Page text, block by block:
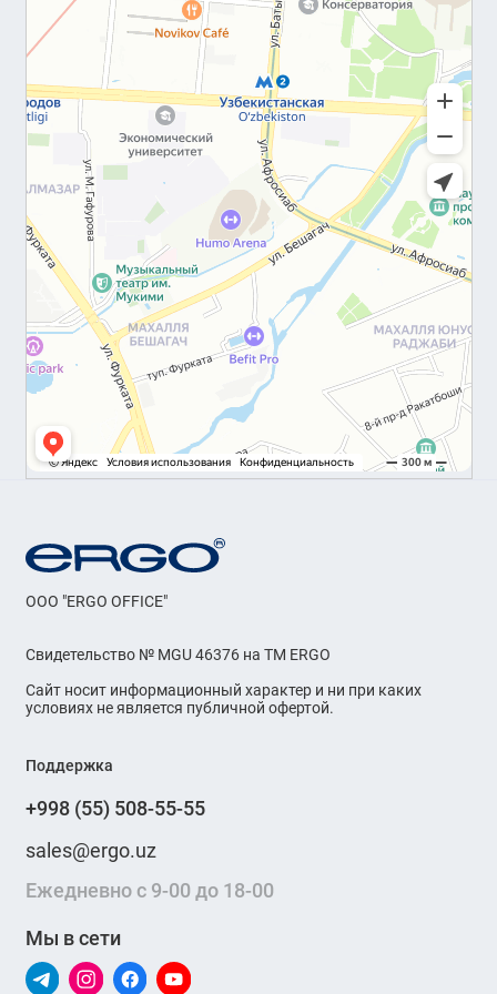
OOO "ERGO OFFICE"
Свидетельство № MGU 46376 на ТМ ERGO
Сайт носит информационный характер и ни при каких
условиях не является публичной офертой.
Поддержка
+998 (55) 508-55-55
sales@ergo.uz
Ежедневно с 9-00 до 18-00
Мы в сети